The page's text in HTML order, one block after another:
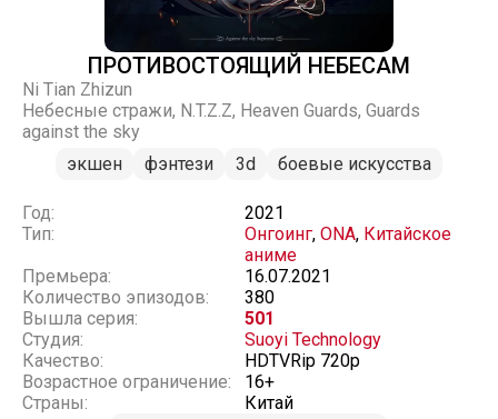
ПРОТИВОСТОЯЩИЙ НЕБЕСАМ
Ni Tian Zhizun
Небесные стражи, N.T.Z.Z, Heaven Guards, Guards
against the sky
экшен
фэнтези 3d боевые искусства
Год:
2021
Тип:
Онгоинг, ONA, Китайское
аниме
Премьера:
16.07.2021
Количество эпизодов:
380
Вышла серия:
501
Студия:
Suoyi Technology
Качество:
HDTVRip 720p
Возрастное ограничение:
16+
Страны:
Китай